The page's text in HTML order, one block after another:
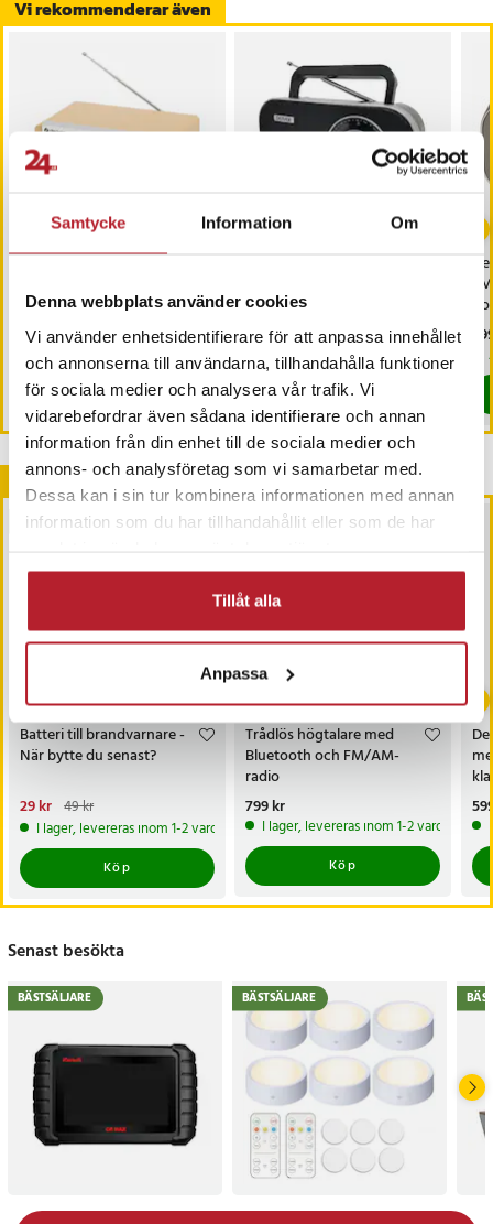
Samtycke Information Om
Denna webbplats använder cookies
Vi använder enhetsidentifierare för att anpassa innehållet
och annonserna till användarna, tillhandahålla funktioner
för sociala medier och analysera vår trafik. Vi
vidarebefordrar även sådana identifierare och annan
information från din enhet till de sociala medier och
annons- och analysföretag som vi samarbetar med.
Dessa kan i sin tur kombinera informationen med annan
information som du har tillhandahållit eller som de har
Tillåt alla
Anpassa
Vi rekommenderar även
ingång / bärbar radio / AM
FM radio
Pris :449 kr
449 kr
I lager, levereras inom 1-2 vardagar
Köp
teleskopantenn
Pris:299 kr
299 kr
I lager, levereras inom 1-2 vardagar
Köp
Andra köpte också
%
BÄSTSÄLJARE
Batteri till brandvarnare -
När bytte du senast?
Nuvarande pris
29 krTidigare pris:49 kr
29 kr 49 kr
I lager, levereras inom 1-2 vardagar
Köp
PRESENTTIPS
Trådlös högtalare med
Bluetooth och FM/AM-
radio
Pris:799 kr
799 kr
I lager, levereras inom 1-2 vardagar
Köp
Senast besökta
BÄSTSÄLJARE BÄSTSÄLJARE